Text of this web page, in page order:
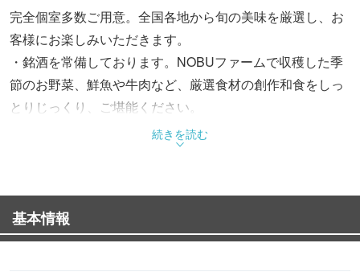
完全個室多数ご用意。全国各地から旬の美味を厳選し、お
客様にお楽しみいただきます。
・銘酒を常備しております。NOBUファームで収穫した季
節のお野菜、鮮魚や牛肉など、厳選食材の創作和食をしっ
とりじっくり、ご堪能ください。
■全席個室の寛ぎ空間
・プライベート感満点の完全個室でゆるりと・・・
続きを読む
基本情報